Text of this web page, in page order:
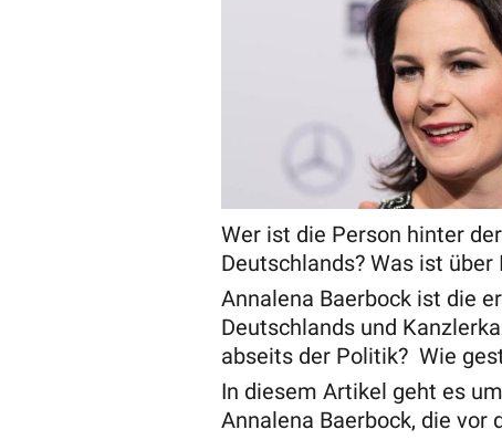
Wer ist die Person hinter
Deutschlands? Was ist
Annalena Baerbock ist die
Deutschlands und
abseits der Politik? Wie
In diesem Artikel geht es
Annalena Baerbock, die vor